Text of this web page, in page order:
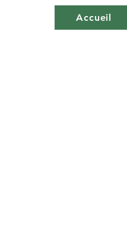
Accueil